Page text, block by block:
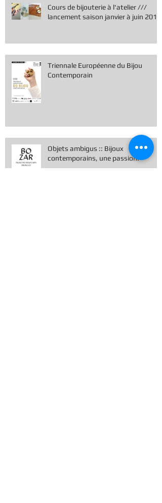
Cours de bijouterie à l'atelier ///
lancement saison janvier à juin 2019
Triennale Européenne du Bijou
Contemporain
Objets ambigus :: Bijoux
contemporains, une passion.